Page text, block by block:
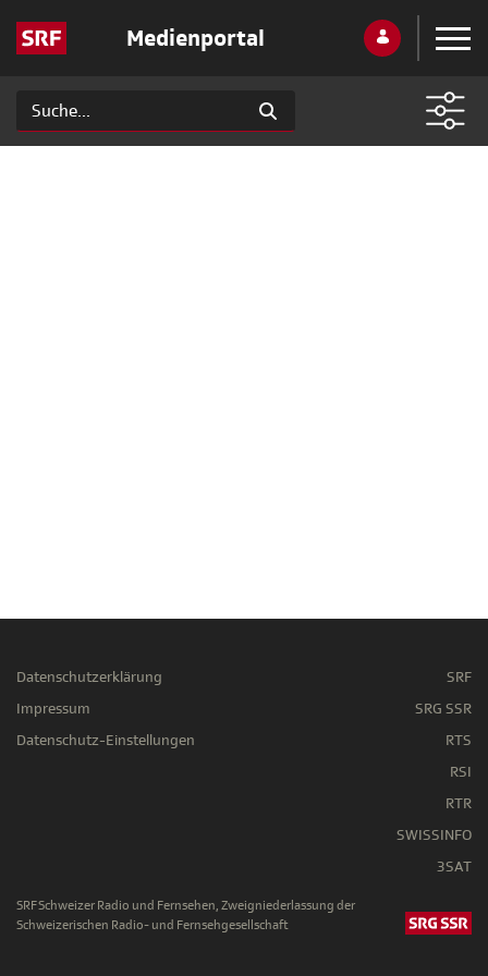
Medienportal
Datenschutzerklärung
Impressum
Datenschutz-Einstellungen
SRF
SRG SSR
RTS
RSI
RTR
SWISSINFO
3SAT
SRF Schweizer Radio und Fernsehen, Zweigniederlassung der
Schweizerischen Radio- und Fernsehgesellschaft